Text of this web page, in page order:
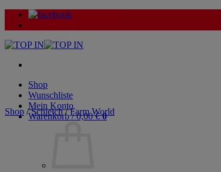
Zum
Inhalt
Shop
Wunschliste
Mein Konto
Warenkorb /0,00€ 0
Shop / Schleich / Farm World